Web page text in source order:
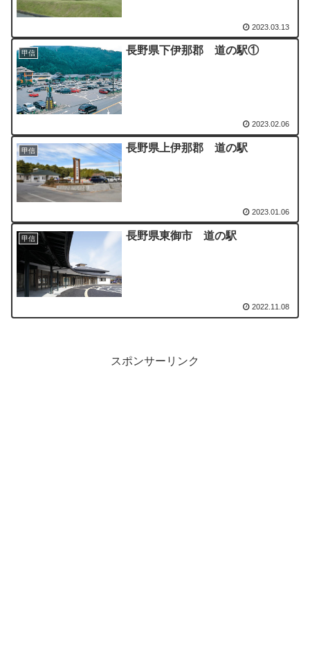
2023.03.13
甲信 長野県下伊那郡 道の駅①
2023.02.06
甲信 長野県上伊那郡 道の駅
2023.01.06
甲信 長野県東御市 道の駅
2022.11.08
スポンサーリンク